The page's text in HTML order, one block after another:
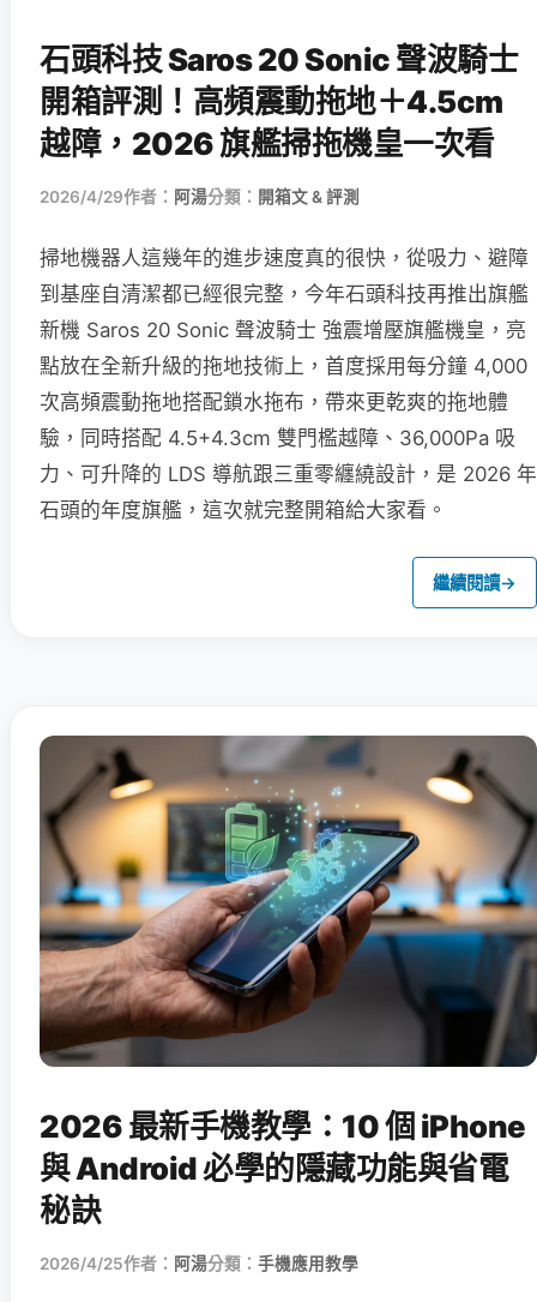
石頭科技 Saros 20 Sonic 聲波騎士
開箱評測！高頻震動拖地＋4.5cm
越障，2026 旗艦掃拖機皇一次看
2026/4/29作者： 阿湯分類： 開箱文 & 評測
掃地機器人這幾年的進步速度真的很快，從吸力、避障
到基座自清潔都已經很完整，今年石頭科技再推出旗艦
新機 Saros 20 Sonic 聲波騎士 強震增壓旗艦機皇，亮
點放在全新升級的拖地技術上，首度採用每分鐘 4,000
次高頻震動拖地搭配鎖水拖布，帶來更乾爽的拖地體
驗，同時搭配 4.5+4.3cm 雙門檻越障、36,000Pa 吸
力、可升降的 LDS 導航跟三重零纏繞設計，是 2026 年
石頭的年度旗艦，這次就完整開箱給大家看。
繼續閱讀→
2026 最新手機教學：10 個 iPhone
與 Android 必學的隱藏功能與省電
秘訣
2026/4/25作者： 阿湯分類： 手機應用教學